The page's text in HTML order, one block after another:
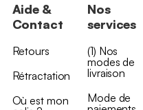
Aide &
Contact
Retours
Rétractation
Où est mon
Nos
services
(1) Nos
modes de
livraison
Mode de